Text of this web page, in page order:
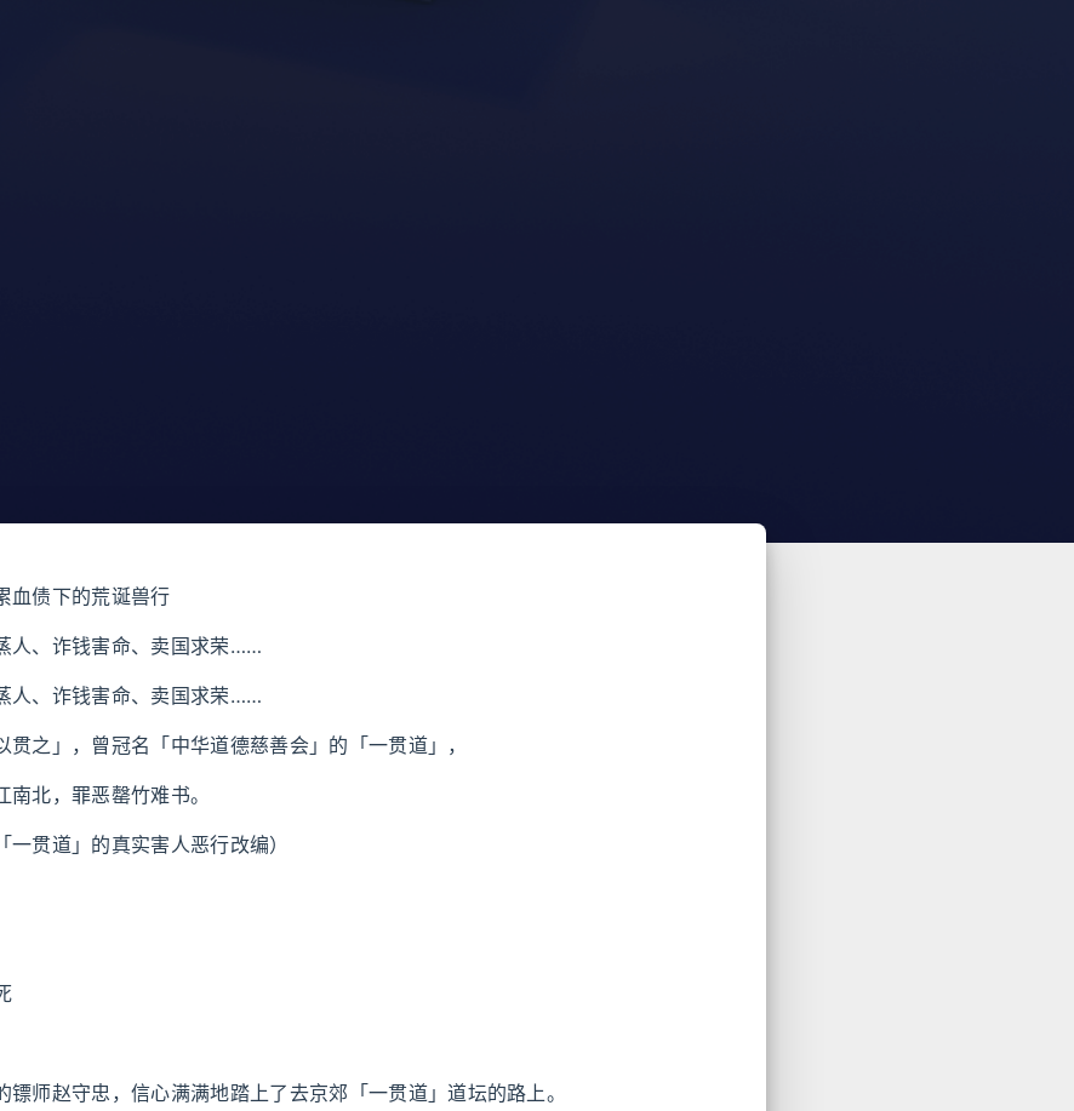
血债下的荒诞兽行
人、诈钱害命、卖国求荣……
人、诈钱害命、卖国求荣……
贯之」，曾冠名「中华道德慈善会」的「一贯道」，
北，罪恶罄竹难书。
一贯道」的真实害人恶行改编）
镖师赵守忠，信心满满地踏上了去京郊「一贯道」道坛的路上。